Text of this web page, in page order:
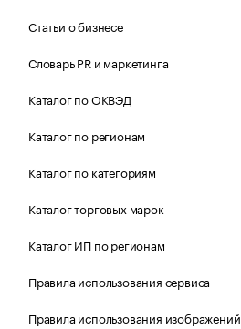
Статьи о бизнесе
Словарь PR и маркетинга
Каталог по ОКВЭД
Каталог по регионам
Каталог по категориям
Каталог торговых марок
Каталог ИП по регионам
Правила использования сервиса
Правила использования изображений